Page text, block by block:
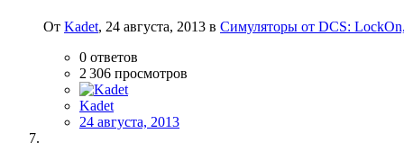
От Kadet, 24 августа, 2013 в Симуляторы от DCS:
0 ответов
2 306 просмотров
Kadet
24 августа, 2013